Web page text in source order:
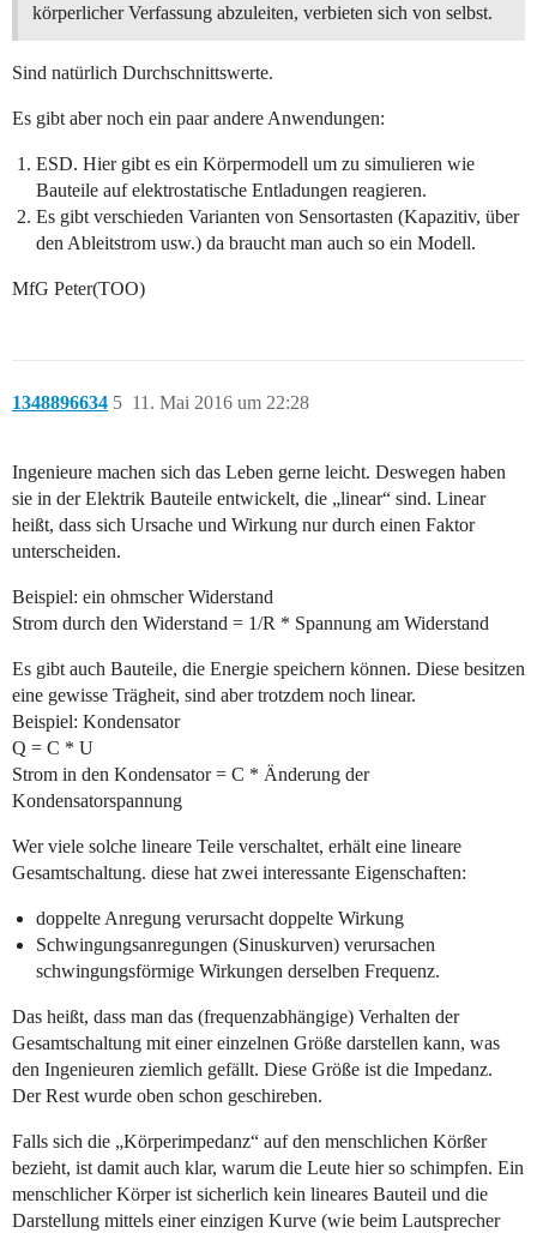
körperlicher Verfassung abzuleiten, verbieten sich von selbst.
Sind natürlich Durchschnittswerte.
Es gibt aber noch ein paar andere Anwendungen:
ESD. Hier gibt es ein Körpermodell um zu simulieren wie
Bauteile auf elektrostatische Entladungen reagieren.
Es gibt verschieden Varianten von Sensortasten (Kapazitiv, über
den Ableitstrom usw.) da braucht man auch so ein Modell.
MfG Peter(TOO)
1348896634 11. Mai 2016 um 22:28
5
Ingenieure machen sich das Leben gerne leicht. Deswegen haben
sie in der Elektrik Bauteile entwickelt, die „linear“ sind. Linear
heißt, dass sich Ursache und Wirkung nur durch einen Faktor
unterscheiden.
Beispiel: ein ohmscher Widerstand
Strom durch den Widerstand = 1/R * Spannung am Widerstand
Es gibt auch Bauteile, die Energie speichern können. Diese besitzen
eine gewisse Trägheit, sind aber trotzdem noch linear.
Beispiel: Kondensator
Q = C * U
Strom in den Kondensator = C * Änderung der
Kondensatorspannung
Wer viele solche lineare Teile verschaltet, erhält eine lineare
Gesamtschaltung. diese hat zwei interessante Eigenschaften:
doppelte Anregung verursacht doppelte Wirkung
Schwingungsanregungen (Sinuskurven) verursachen
schwingungsförmige Wirkungen derselben Frequenz.
Das heißt, dass man das (frequenzabhängige) Verhalten der
Gesamtschaltung mit einer einzelnen Größe darstellen kann, was
den Ingenieuren ziemlich gefällt. Diese Größe ist die Impedanz.
Der Rest wurde oben schon geschireben.
Falls sich die „Körperimpedanz“ auf den menschlichen Körßer
bezieht, ist damit auch klar, warum die Leute hier so schimpfen. Ein
menschlicher Körper ist sicherlich kein lineares Bauteil und die
Darstellung mittels einer einzigen Kurve (wie beim Lautsprecher